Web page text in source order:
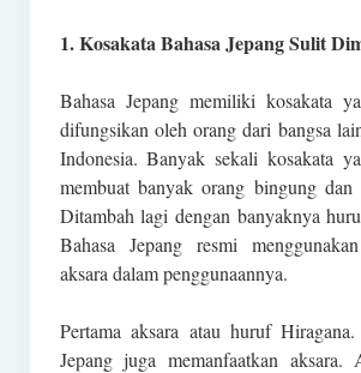
1. Kosakata Bahasa Jepang Sulit
Bahasa Jepang memiliki kosakata
difungsikan oleh orang dari bangsa
Indonesia. Banyak sekali kosakata
membuat banyak orang bingung dan
Ditambah lagi dengan banyaknya
Bahasa Jepang resmi
aksara dalam penggunaannya.
Pertama aksara atau huruf
Jepang juga memanfaatkan